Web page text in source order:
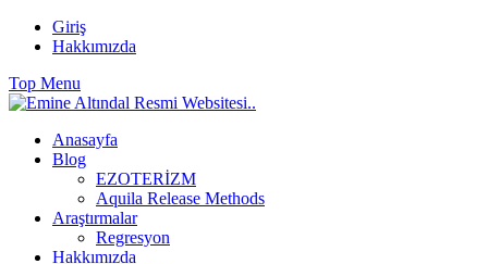
Skip
Giriş
Hakkımızda
Top Menu
Anasayfa
Blog
EZOTERİZM
Aquila Release Methods
Araştırmalar
Regresyon
Hakkımızda